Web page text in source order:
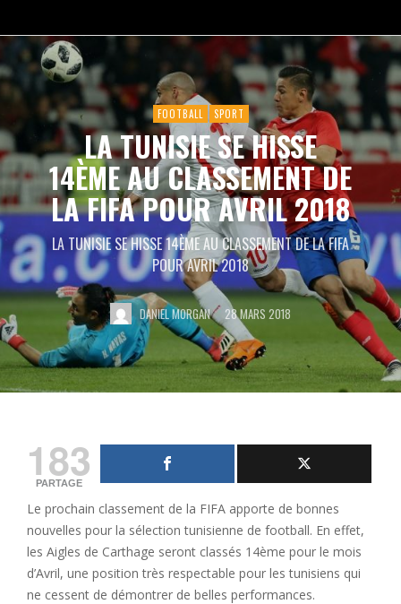
FOOTBALL SPORT
LA TUNISIE SE HISSE
14ÈME AU CLASSEMENT DE
LA FIFA POUR AVRIL 2018
LA TUNISIE SE HISSE 14ÈME AU CLASSEMENT DE LA FIFA
POUR AVRIL 2018
DANIEL MORGAN 28 MARS 2018
183
PARTAGE
Le prochain classement de la FIFA apporte de bonnes
nouvelles pour la sélection tunisienne de football. En effet,
les Aigles de Carthage seront classés 14ème pour le mois
d’Avril, une position très respectable pour les tunisiens qui
ne cessent de démontrer de belles performances.